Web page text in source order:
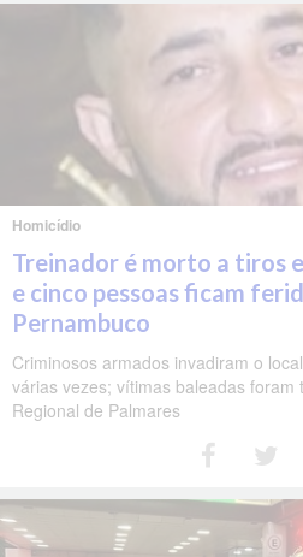
Homicídio
Treinador é morto a tiros
e cinco pessoas ficam
Pernambuco
Criminosos armados invadiram o
várias vezes; vítimas baleadas foram
Regional de Palmares